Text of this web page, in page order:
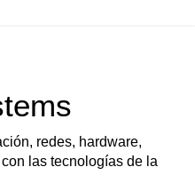
redes, hardware,
las tecnologías de la